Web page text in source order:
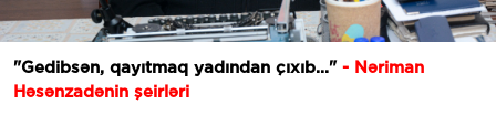
"Gedibsәn, qayıtmaq yadından çıxıb..." - Nəriman
Həsənzadənin şeirləri